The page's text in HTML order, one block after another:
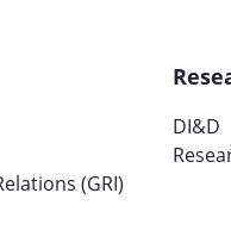
(GRI)
DI&D